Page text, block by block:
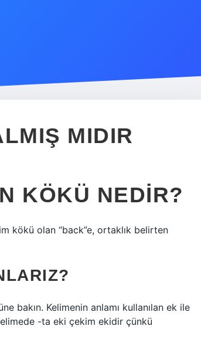
MIDIR
KÖKÜ NEDIR?
kökü olan “back”e, ortaklık belirten
bakın. Kelimenin anlamı kullanılan ek ile
-ta eki çekim ekidir çünkü